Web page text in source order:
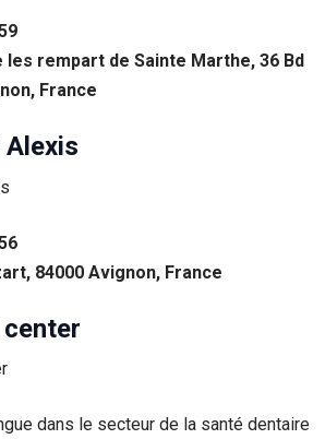
rempart de Sainte Marthe, 36 Bd
France
84000 Avignon, France
dans le secteur de la santé dentaire